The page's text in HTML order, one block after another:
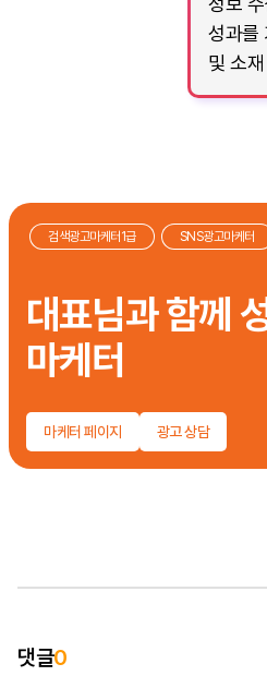
성과를
및 소
검색광고마케터1급 SNS광고마케터
대표님과 함께
마케터
마케터 페이지 광고 상담
댓글0